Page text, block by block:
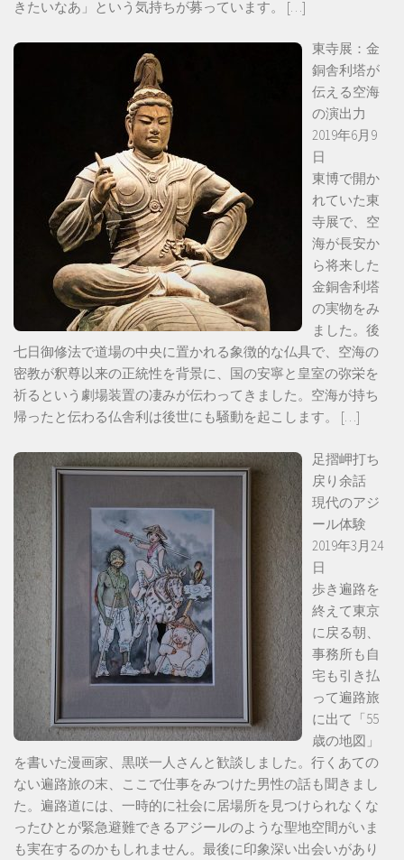
きたいなあ」という気持ちが募っています。 […]
東寺展：金
銅舎利塔が
伝える空海
の演出力
2019年6月9
日
東博で開か
れていた東
寺展で、空
海が長安か
ら将来した
金銅舎利塔
の実物をみ
ました。後
七日御修法で道場の中央に置かれる象徴的な仏具で、空海の
密教が釈尊以来の正統性を背景に、国の安寧と皇室の弥栄を
祈るという劇場装置の凄みが伝わってきました。空海が持ち
帰ったと伝わる仏舎利は後世にも騒動を起こします。
[…]
足摺岬打ち
戻り余話
現代のアジ
ール体験
2019年3月24
日
歩き遍路を
終えて東京
に戻る朝、
事務所も自
宅も引き払
って遍路旅
に出て「55
歳の地図」
を書いた漫画家、黒咲一人さんと歓談しました。行くあての
ない遍路旅の末、ここで仕事をみつけた男性の話も聞きまし
た。遍路道には、一時的に社会に居場所を見つけられなくな
ったひとが緊急避難できるアジールのような聖地空間がいま
も実在するのかもしれません。最後に印象深い出会いがあり